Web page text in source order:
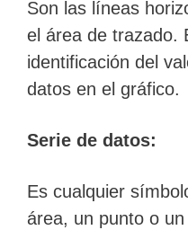
Son las líneas
el área de trazado.
identificación del
datos en el gráfico.
Serie de datos:
Es cualquier
área, un punto o